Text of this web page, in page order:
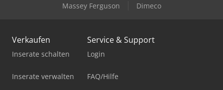
Massey Ferguson
Dimeco
Verkaufen
Inserate schalten
Inserate verwalten
Service & Support
Login
FAQ/Hilfe